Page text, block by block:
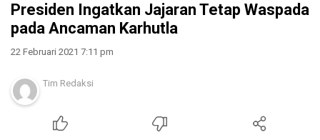
Presiden Ingatkan Jajaran Tetap Waspada
pada Ancaman Karhutla
22 Februari 2021 7:11 pm
Tim Redaksi